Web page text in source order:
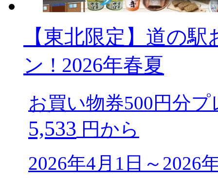
【東北限定】道の
ン ! 2026年春夏
お買い物券500円分
5,533 円から
2026年4月1日～2026